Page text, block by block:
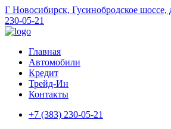
Г Новосибирск, Гусинобродское шоссе,
230-05-21
Главная
Автомобили
Кредит
Трейд-Ин
Контакты
+7 (383) 230-05-21